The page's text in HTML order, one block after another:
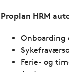
Proplan HRM
Onboarding
Ferie- og